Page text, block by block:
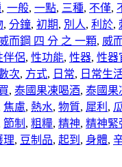
, 一般, 一點, 三種, 不僅,
, 分鐘, 初期, 別人, 利於,
而鋼 四 分 之 一顆, 威
伴侶, 性功能, 性器, 性器
次, 方式, 日常, 日常生
, 泰國果凍喝酒, 泰國果
焦慮, 熱水, 物質, 犀利 ,
節制 , 粗糧, 精神, 精神緊
理, 豆制品, 起到 , 身體,